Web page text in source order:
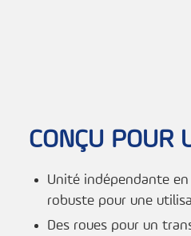
CONÇU POUR
Unité indépendante
robuste pour une
Des roues pour un